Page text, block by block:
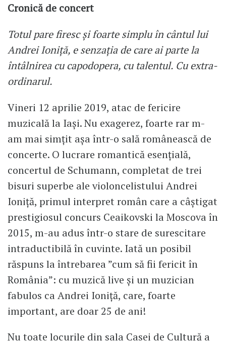
Cronică de concert
Totul pare firesc și foarte simplu în cântul lui
Andrei Ioniță, e senzația de care ai parte la
întâlnirea cu capodopera, cu talentul. Cu extra-
ordinarul.
Vineri 12 aprilie 2019, atac de fericire
muzicală la Iași. Nu exagerez, foarte rar m-
am mai simțit așa într-o sală românească de
concerte. O lucrare romantică esențială,
concertul de Schumann, completat de trei
bisuri superbe ale violoncelistului Andrei
Ioniță, primul interpret român care a câștigat
prestigiosul concurs Ceaikovski la Moscova în
2015, m-au adus într-o stare de surescitare
intraductibilă în cuvinte. Iată un posibil
răspuns la întrebarea ”cum să fii fericit în
România”: cu muzică live și un muzician
fabulos ca Andrei Ioniță, care, foarte
important, are doar 25 de ani!
Nu toate locurile din sala Casei de Cultură a